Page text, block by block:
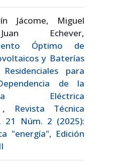
Jácome, Miguel
Echever,
Óptimo de
y Baterías
para
de la
Eléctrica
,
Revista Técnica
21 Núm. 2 (2025):
"energía", Edición